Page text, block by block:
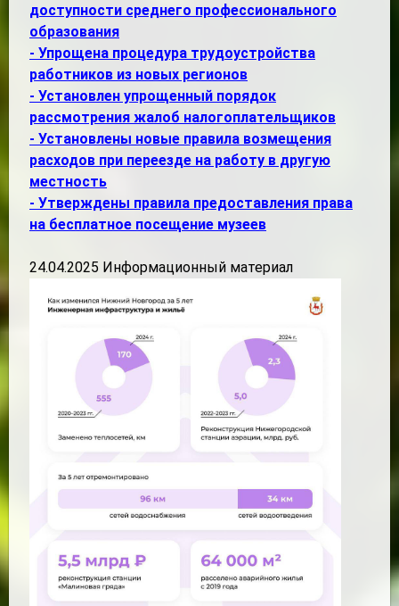
доступности среднего профессионального
образования
- Упрощена процедура трудоустройства
работников из новых регионов
- Установлен упрощенный порядок
рассмотрения жалоб налогоплательщиков
- Установлены новые правила возмещения
расходов при переезде на работу в другую
местность
- Утверждены правила предоставления права
на бесплатное посещение музеев
24.04.2025 Информационный материал